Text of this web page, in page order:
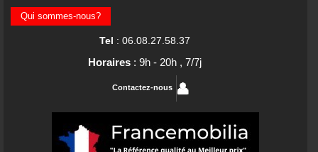
Qui sommes-nous?
Tel : 06.08.27.58.37
Horaires : 9h - 20h , 7/7j
Contactez-nous